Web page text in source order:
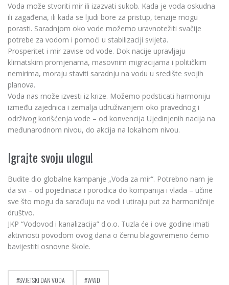
Voda može stvoriti mir ili izazvati sukob. Kada je voda oskudna
ili zagađena, ili kada se ljudi bore za pristup, tenzije mogu
porasti. Saradnjom oko vode možemo uravnotežiti svačije
potrebe za vodom i pomoći u stabilizaciji svijeta.
Prosperitet i mir zavise od vode. Dok nacije upravljaju
klimatskim promjenama, masovnim migracijama i političkim
nemirima, moraju staviti saradnju na vodu u središte svojih
planova.
Voda nas može izvesti iz krize. Možemo podsticati harmoniju
između zajednica i zemalja udruživanjem oko pravednog i
održivog korišćenja vode – od konvencija Ujedinjenih nacija na
međunarodnom nivou, do akcija na lokalnom nivou.
Igrajte svoju ulogu!
Budite dio globalne kampanje „Voda za mir“. Potrebno nam je
da svi – od pojedinaca i porodica do kompanija i vlada – učine
sve što mogu da sarađuju na vodi i utiraju put za harmoničnije
društvo.
JKP “Vodovod i kanalizacija” d.o.o. Tuzla će i ove godine imati
aktivnosti povodom ovog dana o čemu blagovremeno ćemo
bavijestiti osnovne škole.
SVJETSKI DAN VODA WWD